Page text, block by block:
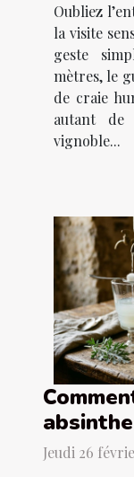
Oubliez
la visite
geste
mètres, le
de craie
autant de
vignoble...
Jeudi 26